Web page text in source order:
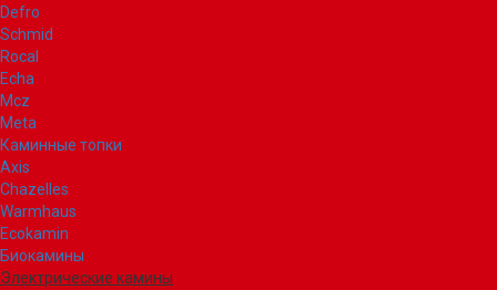
Defro
Schmid
Rocal
Echa
Mcz
Meta
Каминные топки
Axis
Chazelles
Warmhaus
Ecokamin
Биокамины
Электрические камины